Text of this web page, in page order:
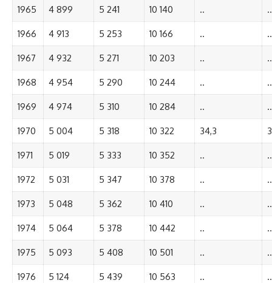
1965 4 899 5 241 10 140 .. ..
1966 4 913 5 253 10 166 .. ..
1967 4 932 5 271 10 203 .. ..
1968 4 954 5 290 10 244 .. ..
1969 4 974 5 310 10 284 .. ..
1970 5 004 5 318 10 322 34,3
1971 5 019 5 333 10 352 .. ..
1972 5 031 5 347 10 378 .. ..
1973 5 048 5 362 10 410 .. ..
1974 5 064 5 378 10 442 .. ..
1975 5 093 5 408 10 501 .. ..
1976 5 124 5 439 10 563 .. ..